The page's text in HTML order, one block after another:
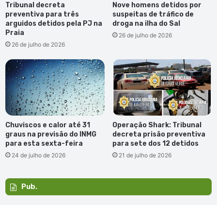
Tribunal decreta
preventiva para três
arguidos detidos pela PJ na
Praia
26 de julho de 2026
Nove homens detidos por
suspeitas de tráfico de
droga na ilha do Sal
26 de julho de 2026
Chuviscos e calor até 31
graus na previsão do INMG
para esta sexta-feira
24 de julho de 2026
Operação Shark: Tribunal
decreta prisão preventiva
para sete dos 12 detidos
21 de julho de 2026
Pub.